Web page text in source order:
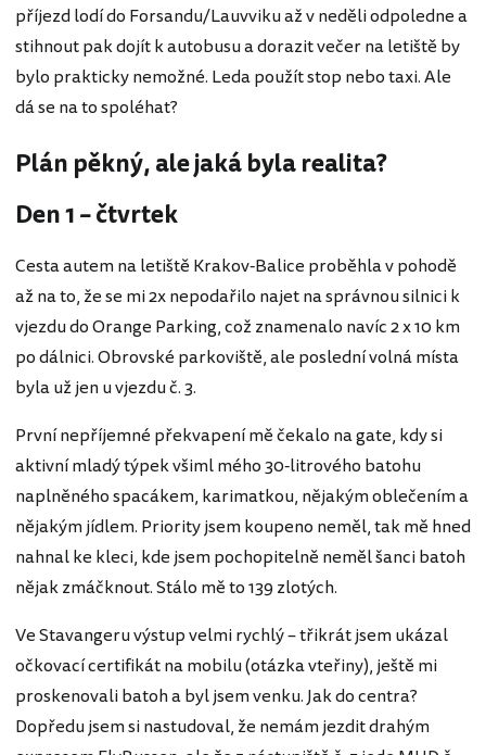
příjezd lodí do Forsandu/Lauvviku až v neděli odpoledne a
stihnout pak dojít k autobusu a dorazit večer na letiště by
bylo prakticky nemožné. Leda použít stop nebo taxi. Ale
dá se na to spoléhat?
Plán pěkný, ale jaká byla realita?
Den 1 – čtvrtek
Cesta autem na letiště Krakov-Balice proběhla v pohodě
až na to, že se mi 2x nepodařilo najet na správnou silnici k
vjezdu do Orange Parking, což znamenalo navíc 2 x 10 km
po dálnici. Obrovské parkoviště, ale poslední volná místa
byla už jen u vjezdu č. 3.
První nepříjemné překvapení mě čekalo na gate, kdy si
aktivní mladý týpek všiml mého 30-litrového batohu
naplněného spacákem, karimatkou, nějakým oblečením a
nějakým jídlem. Priority jsem koupeno neměl, tak mě hned
nahnal ke kleci, kde jsem pochopitelně neměl šanci batoh
nějak zmáčknout. Stálo mě to 139 zlotých.
Ve Stavangeru výstup velmi rychlý – třikrát jsem ukázal
očkovací certifikát na mobilu (otázka vteřiny), ještě mi
proskenovali batoh a byl jsem venku. Jak do centra?
Dopředu jsem si nastudoval, že nemám jezdit drahým